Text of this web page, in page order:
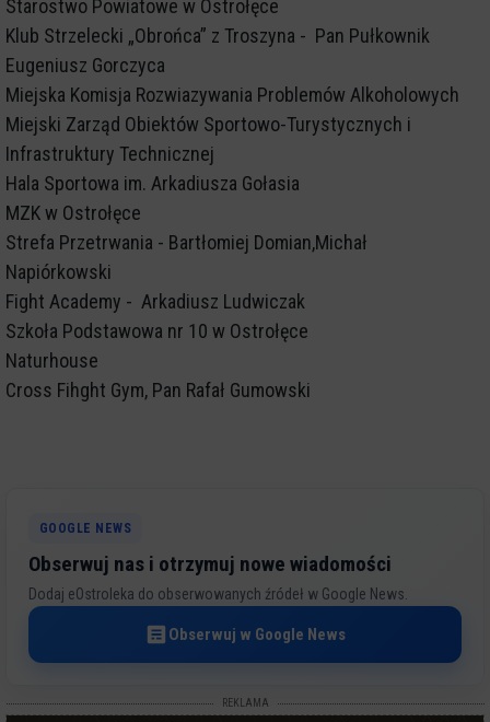
Starostwo Powiatowe w Ostrołęce
Klub Strzelecki „Obrońca” z Troszyna - Pan Pułkownik
Eugeniusz Gorczyca
Miejska Komisja Rozwiazywania Problemów Alkoholowych
Miejski Zarząd Obiektów Sportowo-Turystycznych i
Infrastruktury Technicznej
Hala Sportowa im. Arkadiusza Gołasia
MZK w Ostrołęce
Strefa Przetrwania - Bartłomiej Domian,Michał
Napiórkowski
Fight Academy - Arkadiusz Ludwiczak
Szkoła Podstawowa nr 10 w Ostrołęce
Naturhouse
Cross Fihght Gym, Pan Rafał Gumowski
GOOGLE NEWS
Obserwuj nas i otrzymuj nowe wiadomości
Dodaj eOstroleka do obserwowanych źródeł w Google News.
Obserwuj w Google News
REKLAMA